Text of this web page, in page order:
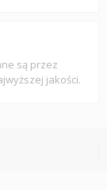
są przez
jakości.